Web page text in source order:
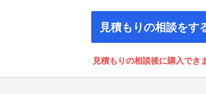
見積もりの相談をす
見積もりの相談後に購入でき